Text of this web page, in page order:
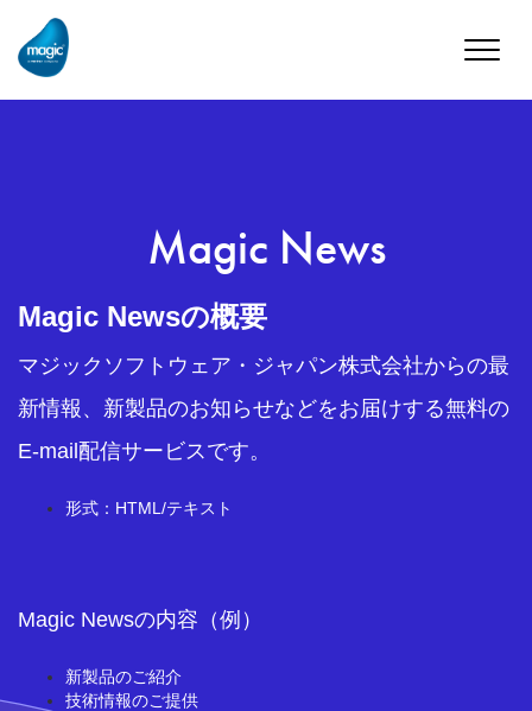
Toggle
Magic News
Magic Newsの概要
マジックソフトウェア・ジャパン株式会社からの最
新情報、新製品のお知らせなどをお届けする無料の
E-mail配信サービスです。
形式：HTML/テキスト
Magic Newsの内容（例）
新製品のご紹介
技術情報のご提供